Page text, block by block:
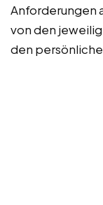
Anforderungen
von den
den